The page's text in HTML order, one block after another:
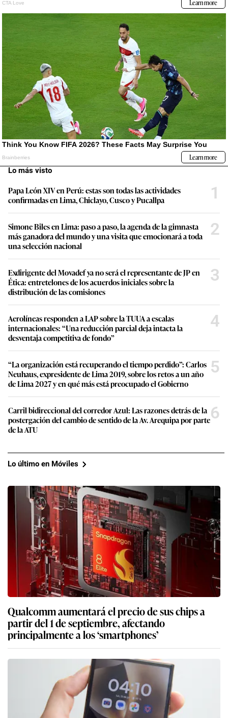
Lo más visto
Papa León XIV en Perú: estas son todas las actividades
confirmadas en Lima, Chiclayo, Cusco y Pucallpa
1
Simone Biles en Lima: paso a paso, la agenda de la gimnasta
más ganadora del mundo y una visita que emocionará a toda
una selección nacional
2
Exdirigente del Movadef ya no será el representante de JP en
Ética: entretelones de los acuerdos iniciales sobre la
distribución de las comisiones
3
Aerolíneas responden a LAP sobre la TUUA a escalas
internacionales: “Una reducción parcial deja intacta la
desventaja competitiva de fondo”
4
“La organización está recuperando el tiempo perdido”: Carlos
Neuhaus, expresidente de Lima 2019, sobre los retos a un año
de Lima 2027 y en qué más está preocupado el Gobierno
5
Carril bidireccional del corredor Azul: Las razones detrás de la
postergación del cambio de sentido de la Av. Arequipa por parte
de la ATU
6
Lo último en Móviles
Qualcomm aumentará el precio de sus chips a
partir del 1 de septiembre, afectando
principalmente a los ‘smartphones’